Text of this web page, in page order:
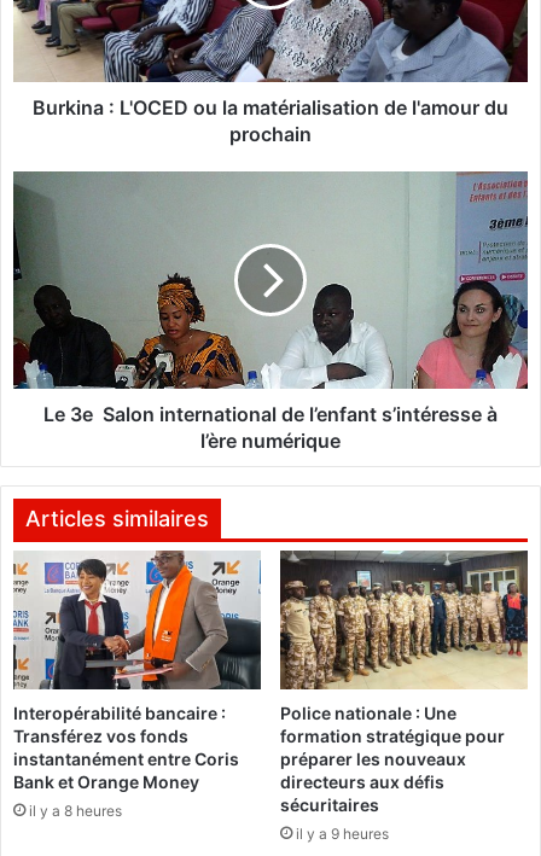
a
L
E
o
u
l
a
m
t
a
s
a
t
i
o
n
d
e
l
'
a
Burkina : L'OCED ou la matérialisation de l'amour du
prochain
L
3
e
S
a
o
n
t
r
n
a
t
i
o
n
a
d
e
l
Le 3e Salon international de l’enfant s’intéresse à
l’ère numérique
Articles similaires
Interopérabilité bancaire :
Transférez vos fonds
instantanément entre Coris
Bank et Orange Money
il y a 8 heures
Police nationale : Une
formation stratégique pour
préparer les nouveaux
directeurs aux défis
sécuritaires
il y a 9 heures